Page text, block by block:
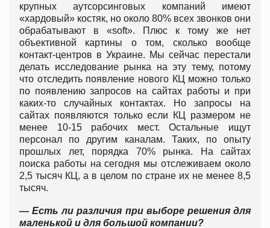
крупных аутсорсинговых компаний имеют
«хардовый» костяк, но около 80% всех звонков они
обрабатывают в «soft». Плюс к тому же нет
объективной картины о том, сколько вообще
контакт-центров в Украине. Мы сейчас перестали
делать исследование рынка на эту тему, потому
что отследить появление нового КЦ можно только
по появлению запросов на сайтах работы и при
каких-то случайных контактах. Но запросы на
сайтах появляются только если КЦ размером не
менее 10-15 рабочих мест. Остальные ищут
персонал по другим каналам. Таких, по опыту
прошлых лет, порядка 70% рынка. На сайтах
поиска работы на сегодня мы отслеживаем около
2,5 тысяч КЦ, а в целом по стране их не менее 8,5
тысяч.
— Есть ли различия при выборе решения для
маленькой и для большой компании?